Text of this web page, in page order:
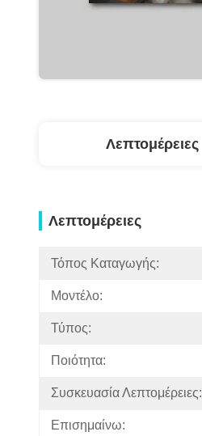
Λεπτομέρειες
Λεπτομέρειες
Τόπος Καταγωγής:
Μοντέλο:
Τύπος:
Ποιότητα:
Συσκευασία Λεπτομέρειες:
Επισημαίνω: